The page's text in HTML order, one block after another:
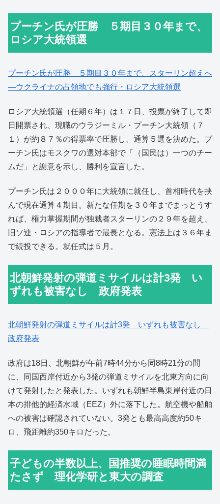
プーチン氏が圧勝 ５期目３０年まで、
ロシア大統領選
プーチン氏が圧勝 ５期目３０年まで、スターリン超えへ
―ウクライナの占領地でも強行・ロシア大統領選
ロシア大統領選（任期６年）は１７日、投票が終了して即
日開票され、現職のウラジーミル・プーチン大統領（７
１）が約８７％の得票率で圧勝し、通算５選を決めた。プ
ーチン氏はモスクワの選対本部で「（国民は）一つのチー
ムだ」と謝意を示し、勝利を宣言した。
プーチン氏は２０００年に大統領に就任し、首相時代を挟
んで現在通算４期目。新たな任期を３０年までまっとうす
れば、権力掌握期間が独裁者スターリンの２９年を超え、
旧ソ連・ロシアの指導者で最長となる。憲法上は３６年ま
で続投できる。就任式は５月。
北朝鮮発射の弾道ミサイルは計3発 い
ずれも被害なし 政府発表
北朝鮮発射の弾道ミサイルは計3発 いずれも被害なし
政府発表
政府は18日、北朝鮮が午前7時44分から同8時21分の間
に、同国西岸付近から3発の弾道ミサイルを北東方向に向
けて発射したと発表した。いずれも朝鮮半島東岸付近の日
本の排他的経済水域（EEZ）外に落下した。航空機や船舶
への被害は確認されていない。3発とも最高高度約50キ
ロ、飛距離約350キロだった。
子どもの半数以上、国推奨の睡眠時間満
たさず 理化学研と東大の調査